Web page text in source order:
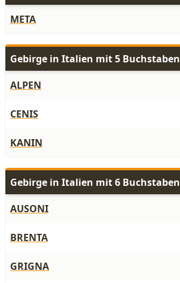
META
Gebirge in Italien mit 5 Buchstaben
ALPEN
CENIS
KANIN
Gebirge in Italien mit 6 Buchstaben
AUSONI
BRENTA
GRIGNA